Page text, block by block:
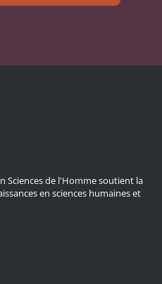
Sciences de l'Homme soutient la
en sciences humaines et